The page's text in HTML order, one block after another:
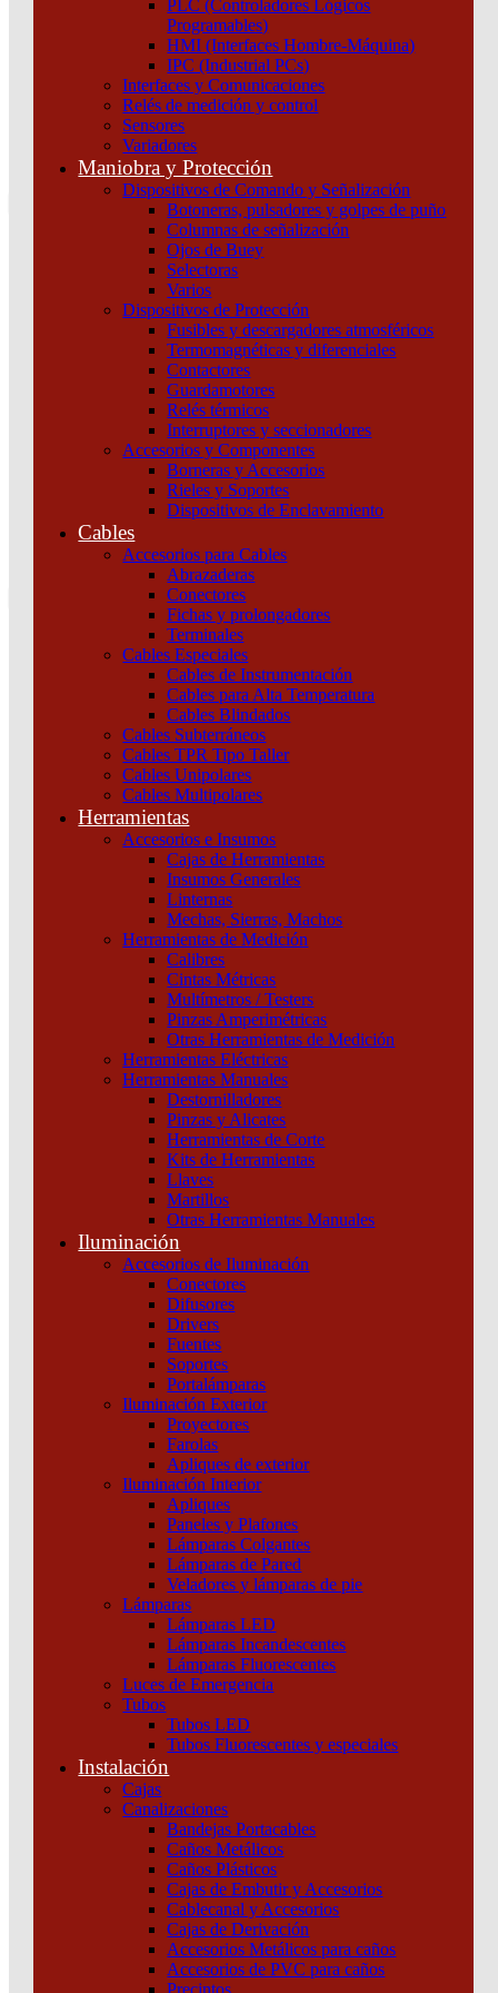
PLC (Controladores Lógicos
Programables)
HMI (Interfaces Hombre-Máquina)
IPC (Industrial PCs)
Interfaces y Comunicaciones
Relés de medición y control
Sensores
Variadores
Maniobra y Protección
Dispositivos de Comando y Señalización
Botoneras, pulsadores y golpes de puño
Columnas de señalización
Ojos de Buey
Selectoras
Varios
Dispositivos de Protección
Fusibles y descargadores atmosféricos
Termomagnéticas y diferenciales
Contactores
Guardamotores
Relés térmicos
Interruptores y seccionadores
Accesorios y Componentes
Borneras y Accesorios
Rieles y Soportes
Dispositivos de Enclavamiento
Cables
Accesorios para Cables
Abrazaderas
Conectores
Fichas y prolongadores
Terminales
Cables Especiales
Cables de Instrumentación
Cables para Alta Temperatura
Cables Blindados
Cables Subterráneos
Cables TPR Tipo Taller
Cables Unipolares
Cables Multipolares
Herramientas
Accesorios e Insumos
Cajas de Herramientas
Insumos Generales
Linternas
Mechas, Sierras, Machos
Herramientas de Medición
Calibres
Cintas Métricas
Multímetros / Testers
Pinzas Amperimétricas
Otras Herramientas de Medición
Herramientas Eléctricas
Herramientas Manuales
Destornilladores
Pinzas y Alicates
Herramientas de Corte
Kits de Herramientas
Llaves
Martillos
Otras Herramientas Manuales
Iluminación
Accesorios de Iluminación
Conectores
Difusores
Drivers
Fuentes
Soportes
Portalámparas
Iluminación Exterior
Proyectores
Farolas
Apliques de exterior
Iluminación Interior
Apliques
Paneles y Plafones
Lámparas Colgantes
Lámparas de Pared
Veladores y lámparas de pie
Lámparas
Lámparas LED
Lámparas Incandescentes
Lámparas Fluorescentes
Luces de Emergencia
Tubos
Tubos LED
Tubos Fluorescentes y especiales
Instalación
Cajas
Canalizaciones
Bandejas Portacables
Caños Metálicos
Caños Plásticos
Cajas de Embutir y Accesorios
Cablecanal y Accesorios
Cajas de Derivación
Accesorios Metálicos para caños
Accesorios de PVC para caños
Precintos
Atención por WhatsApp
Tu pedido
¿Que estas buscando hoy?
Atención telefónica
Atención por WhatsApp
Artelum
Artelum
Artelum
/Marcas/ Artelum
Categorías del producto
UPS y Protectores de Tensión
Automatización y Control
Maniobra y Protección
Categorías del producto
¿Tenes alguna consulta?
(011) 4600-8175
Hipólito Yrigoyen 429, Quilmes (1878)
Marcas